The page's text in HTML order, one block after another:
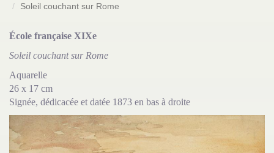
Soleil couchant sur Rome
École française XIXe
Soleil couchant sur Rome
Aquarelle
26 x 17 cm
Signée, dédicacée et datée 1873 en bas à droite